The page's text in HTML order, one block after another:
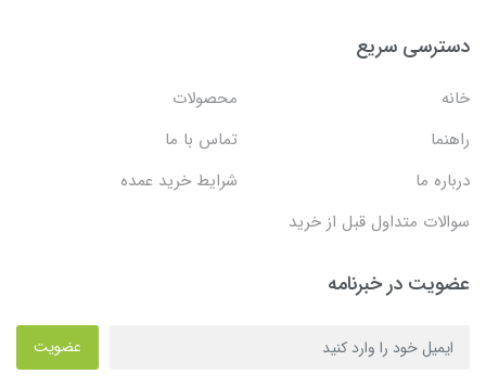
دسترسی سریع
خانه
محصولات
راهنما
تماس با ما
درباره ما
شرایط خرید عمده
سوالات متداول قبل از خرید
عضویت در خبرنامه
عضویت